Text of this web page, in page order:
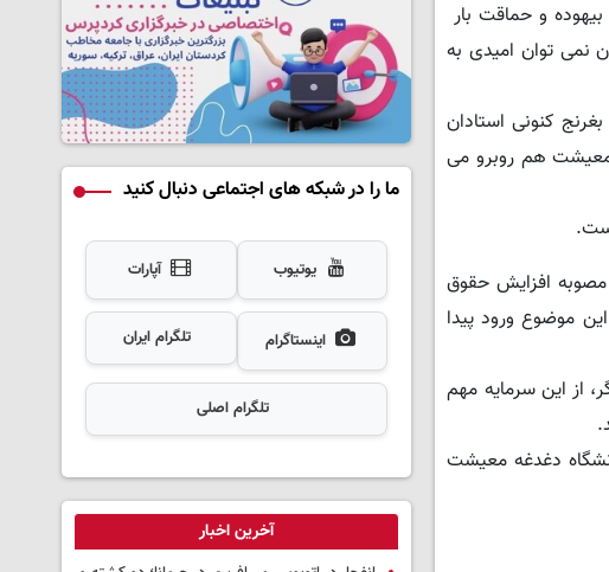
و حماقت بار
نمی توان امیدی به
کنونی استادان
معیشت هم روبرو می
مصوبه افزایش حقوق
موضوع ورود پیدا
از این سرمایه مهم
دغدغه معیشت
ما را در شبکه های اجتماعی دنبال کنید
یوتیوب آپارات
اینستاگرام تلگرام ایران
تلگرام اصلی
آخرین اخبار